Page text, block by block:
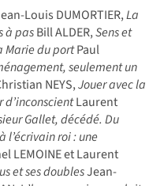
Louis DUMORTIER,La
à pasBill ALDER,Sens et
Marie du portPaul
seulement un
NEYS,Jouer avec la
d’inconscientLaurent
Gallet, décédé. Du
l’écrivain roi : une
LEMOINE et Laurent
et ses doublesJean-